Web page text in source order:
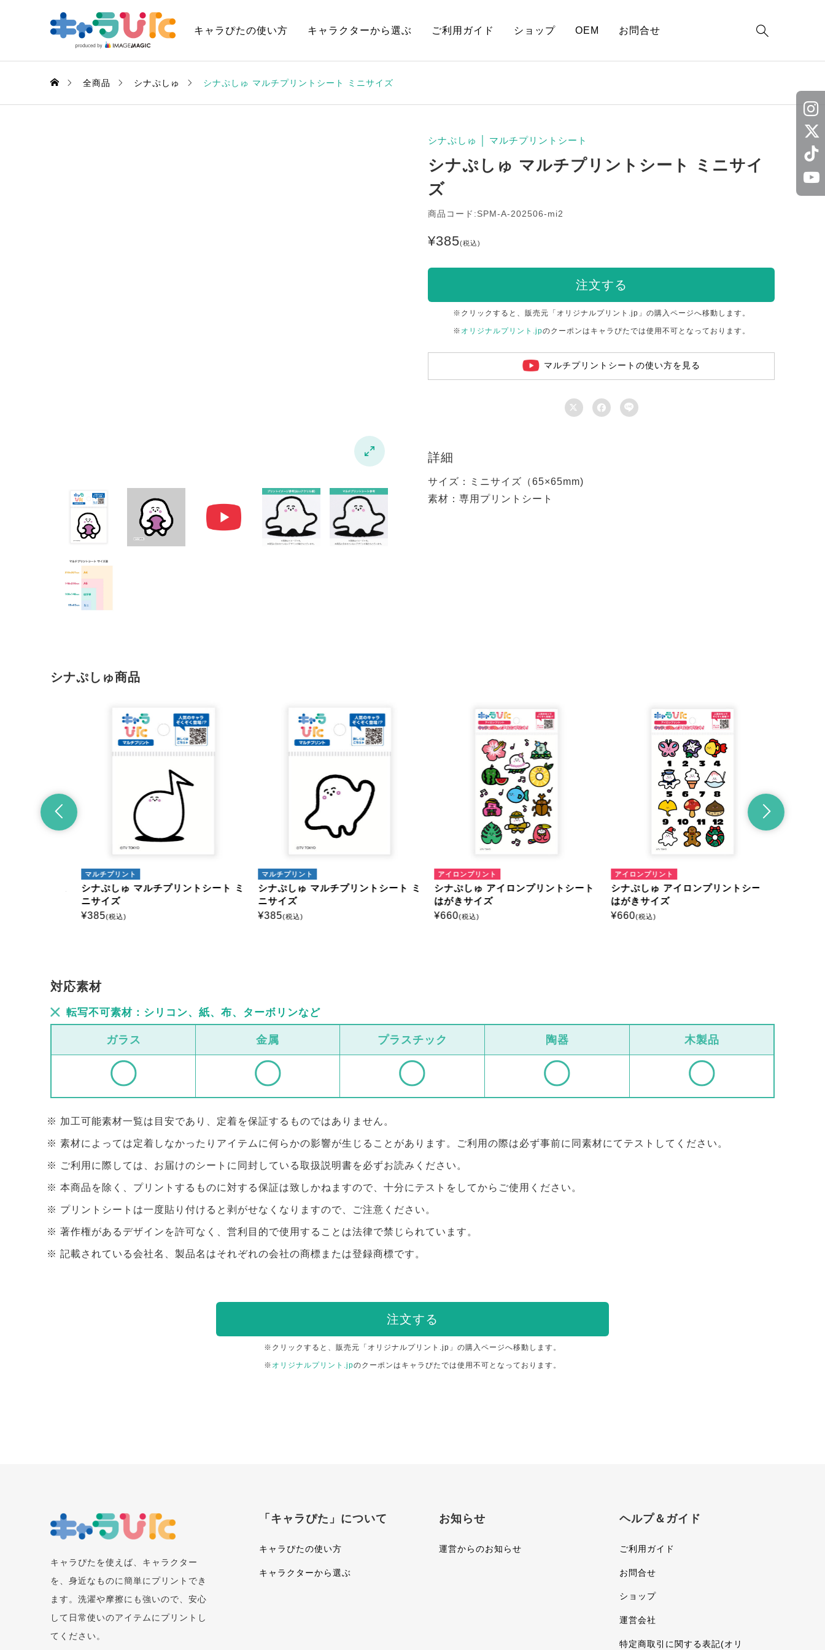
キャラぴたの使い方 キャラクターから選ぶ ご利用ガイド ショップ OEM お問合せ 
全商品 シナぷしゅ シナぷしゅ マルチプリントシート ミニサイズ

シナぷしゅ マルチプリントシート
シナぷしゅ マルチプリントシート ミニサイ
ズ
商品コード:SPM-A-202506-mi2
¥385(税込)
注文する
※クリックすると、販売元「オリジナルプリント.jp」の購入ページへ移動します。
※ オリジナルプリント.jpのクーポンはキャラぴたでは使用不可となっております。
マルチプリントシートの使い方を見る
  
詳細
サイズ：ミニサイズ（65×65mm)
素材：専用プリントシート
シナぷしゅ商品
マルチプリント
シナぷしゅ マルチプリントシート ミ
ニサイズ
385(税込)
マルチプリント
シナぷしゅ マルチプリントシート ミ
ニサイズ
385(税込)
アイロンプリント
シナぷしゅ アイロンプリントシート
はがきサイズ
660(税込)
アイロンプリント
シナぷしゅ アイロンプリントシート
はがきサイズ
660(税込)
対応素材
転写不可素材：シリコン、紙、布、ターボリンなど
ガラス 金属 プラスチック 陶器 木製品
加工可能素材一覧は目安であり、定着を保証するものではありません。
素材によっては定着しなかったりアイテムに何らかの影響が生じることがあります。ご利用の際は必ず事前に同素材にてテストしてください。
ご利用に際しては、お届けのシートに同封している取扱説明書を必ずお読みください。
本商品を除く、プリントするものに対する保証は致しかねますので、十分にテストをしてからご使用ください。
プリントシートは一度貼り付けると剥がせなくなりますので、ご注意ください。
著作権があるデザインを許可なく、営利目的で使用することは法律で禁じられています。
記載されている会社名、製品名はそれぞれの会社の商標または登録商標です。
注文する
※クリックすると、販売元「オリジナルプリント.jp」の購入ページへ移動します。
※ オリジナルプリント.jpのクーポンはキャラぴたでは使用不可となっております。
キャラぴたを使えば、キャラクター
を、身近なものに簡単にプリントでき
ます。洗濯や摩擦にも強いので、安心
して日常使いのアイテムにプリントし
てください。
「キャラぴた」について
キャラぴたの使い方
キャラクターから選ぶ
お知らせ
運営からのお知らせ
ヘルプ＆ガイド
ご利用ガイド
お問合せ
ショップ
運営会社
特定商取引に関する表記(オリ